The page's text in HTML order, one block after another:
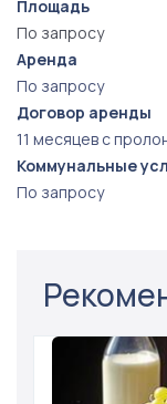
Площадь
По запросу
Аренда
По запросу
Договор аренды
11 месяцев с
Коммунальные
По запросу